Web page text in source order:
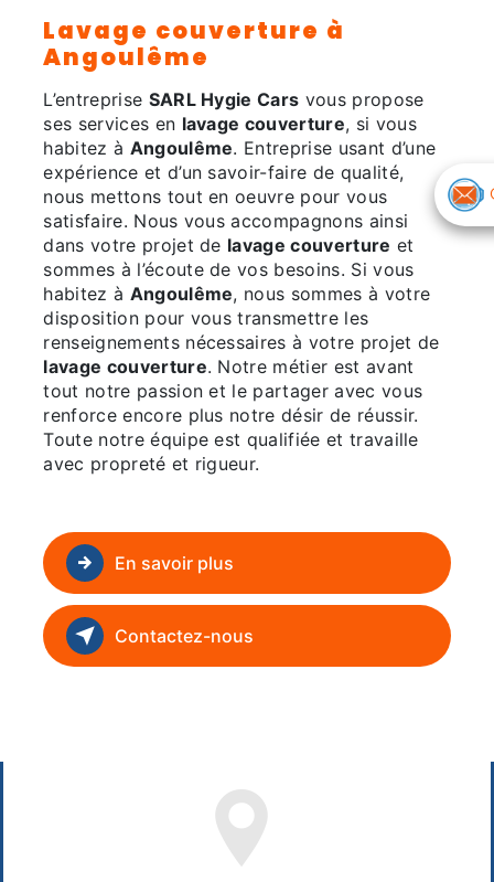
lavage couverture à
Angoulême
L’entreprise SARL Hygie Cars vous propose
ses services en lavage couverture, si vous
habitez à Angoulême. Entreprise usant d’une
expérience et d’un savoir-faire de qualité,
nous mettons tout en oeuvre pour vous
satisfaire. Nous vous accompagnons ainsi
dans votre projet de lavage couverture et
sommes à l’écoute de vos besoins. Si vous
habitez à Angoulême, nous sommes à votre
disposition pour vous transmettre les
renseignements nécessaires à votre projet de
lavage couverture. Notre métier est avant
tout notre passion et le partager avec vous
renforce encore plus notre désir de réussir.
Toute notre équipe est qualifiée et travaille
avec propreté et rigueur.
En savoir plus
Contactez-nous